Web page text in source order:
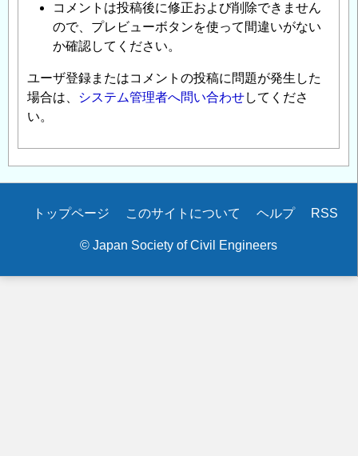
コメントは投稿後に修正および削除できません
ので、プレビューボタンを使って間違いがない
か確認してください。
ユーザ登録またはコメントの投稿に問題が発生した
場合は、
システム管理者へ問い合わせしてくださ
い。
Secondary
トップページ このサイトについて ヘルプ RSS
© Japan Society of Civil Engineers